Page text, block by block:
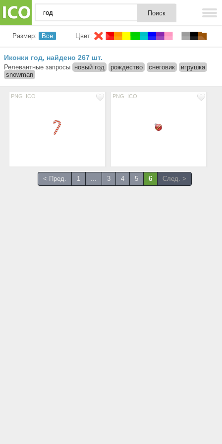
Размер: Все Цвет:
Иконки год, найдено 267 шт.
Релевантные запросы новый год рождество снеговик
игрушка
snowman
PNG ICO PNG ICO
< Пред. 1 ... 3 4 5 6 След. >